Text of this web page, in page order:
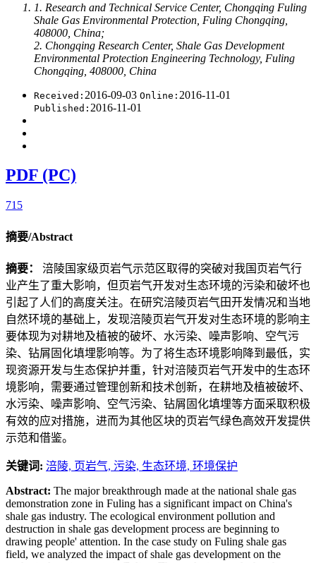
1. Research and Technical Service Center, Chongqing Fuling
Shale Gas Environmental Protection, Fuling Chongqing,
408000, China;
2. Chongqing Research Center, Shale Gas Development
Environmental Protection Engineering Technology, Fuling
Chongqing, 408000, China
Received: 2016-09-03 Online: 2016-11-01
Published: 2016-11-01
PDF (PC)
715
摘要/Abstract
摘要： 涪陵国家级页岩气示范区取得的突破对我国页岩气行
业产生了重大影响，但页岩气开发对生态环境的污染和破坏也
引起了人们的高度关注。在研究涪陵页岩气田开发情况和当地
自然环境的基础上，发现涪陵页岩气开发对生态环境的影响主
要体现为对耕地及植被的破坏、水污染、噪声影响、空气污
染、钻屑固化填埋影响等。为了将生态环境影响降到最低，实
现资源开发与生态保护并重，针对涪陵页岩气开发中的生态环
境影响，需要通过管理创新和技术创新，在耕地及植被破坏、
水污染、噪声影响、空气污染、钻屑固化填埋等方面采取积极
有效的应对措施，进而为其他区块的页岩气绿色高效开发提供
示范和借鉴。
关键词: 涪陵, 页岩气, 污染, 生态环境, 环境保护
Abstract: The major breakthrough made at the national shale gas
demonstration zone in Fuling has a significant impact on China's
shale gas industry. The ecological environment pollution and
destruction in shale gas development process are beginning to
drawing people' attention. In the case study on Fuling shale gas
field, we analyzed the impact of shale gas development on the